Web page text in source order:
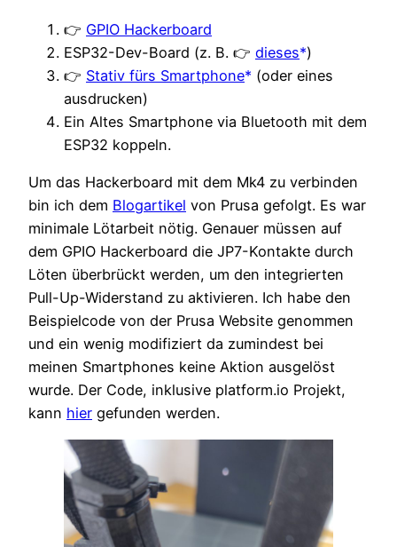
👉 GPIO Hackerboard
ESP32-Dev-Board (z. B. 👉 dieses )
👉 Stativ fürs Smartphone
(oder eines
ausdrucken)
Ein Altes Smartphone via Bluetooth mit dem
ESP32 koppeln.
Um das Hackerboard mit dem Mk4 zu verbinden
bin ich dem Blogartikel von Prusa gefolgt. Es war
minimale Lötarbeit nötig. Genauer müssen auf
dem GPIO Hackerboard die JP7-Kontakte durch
Löten überbrückt werden, um den integrierten
Pull-Up-Widerstand zu aktivieren. Ich habe den
Beispielcode von der Prusa Website genommen
und ein wenig modifiziert da zumindest bei
meinen Smartphones keine Aktion ausgelöst
wurde. Der Code, inklusive platform.io Projekt,
kann hier gefunden werden.